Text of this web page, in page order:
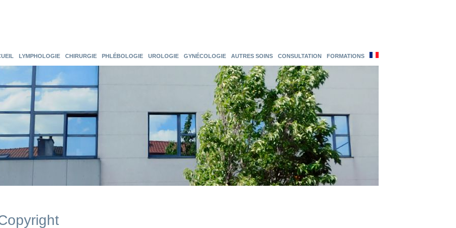
LYMPHOLOGIE CHIRURGIE PHLÉBOLOGIE UROLOGIE GYNÉCOLOGIE AUTRES SOINS CONSULTATION FORMATIONS